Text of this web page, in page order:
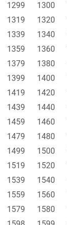
1299 1300
1319 1320
1339 1340
1359 1360
1379 1380
1399 1400
1419 1420
1439 1440
1459 1460
1479 1480
1499 1500
1519 1520
1539 1540
1559 1560
1579 1580